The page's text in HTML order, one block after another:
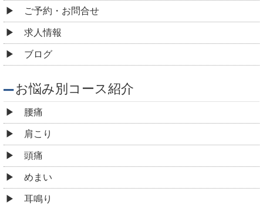
ご予約・お問合せ
求人情報
ブログ
お悩み別コース紹介
腰痛
肩こり
頭痛
めまい
耳鳴り